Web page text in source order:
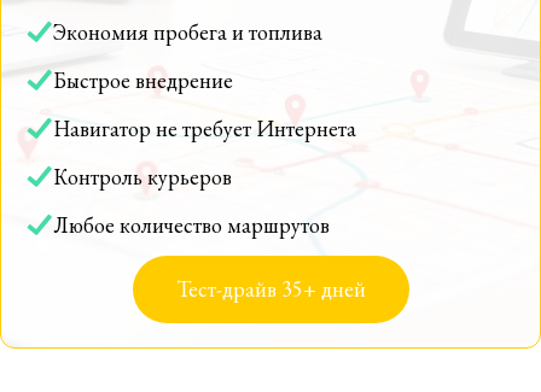
Экономия пробега и топлива
Быстрое внедрение
Навигатор не требует Интернета
Контроль курьеров
Любое количество маршрутов
Тест-драйв 35+ дней